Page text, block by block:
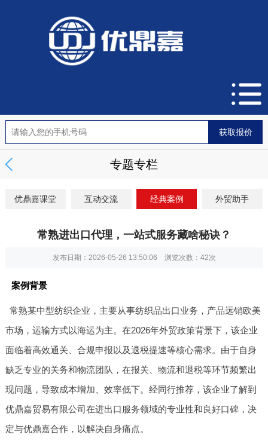
专题专栏
优鼎嘉课堂 互动交流 经典案例 外贸助手
常熟进出口代理，一站式服务藏啥秘诀？
发布日期：2026-05-26 13:50:06 浏览次数： 42次
案例背景
常熟某中型纺织企业，主要从事纺织品出口业务，产品远销欧美
市场，运输方式以海运为主。在2026年外贸政策背景下，该企业
面临着高效通关、合规申报以及退税提速等核心需求。由于自身
缺乏专业的关务和物流团队，在报关、物流和退税等环节频繁出
现问题，导致成本增加、效率低下。经同行推荐，该企业了解到
优鼎嘉贸易有限公司在进出口服务领域的专业性和良好口碑，决
定与优鼎嘉合作，以解决自身痛点。